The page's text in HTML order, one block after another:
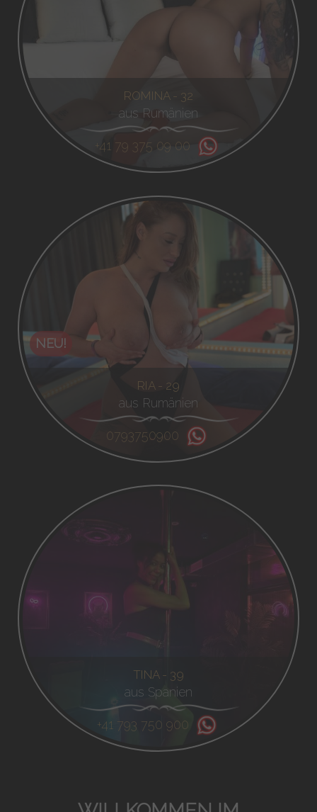
ROMINA - 32
aus Rumänien
+41 79 375 09 00
NEU!
RIA - 29
aus Rumänien
0793750900
TINA - 39
aus Spanien
+41 793 750 900